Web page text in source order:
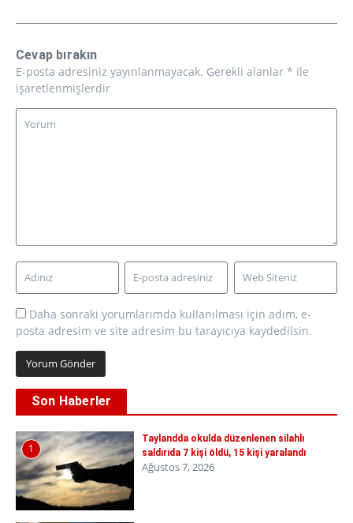
Cevap bırakın
E-posta adresiniz yayınlanmayacak. Gerekli alanlar * ile
işaretlenmişlerdir
Daha sonraki yorumlarımda kullanılması için adım, e-
posta adresim ve site adresim bu tarayıcıya kaydedilsin.
Son Haberler
1
Taylandda okulda düzenlenen silahlı
saldırıda 7 kişi öldü, 15 kişi yaralandı
Ağustos 7, 2026